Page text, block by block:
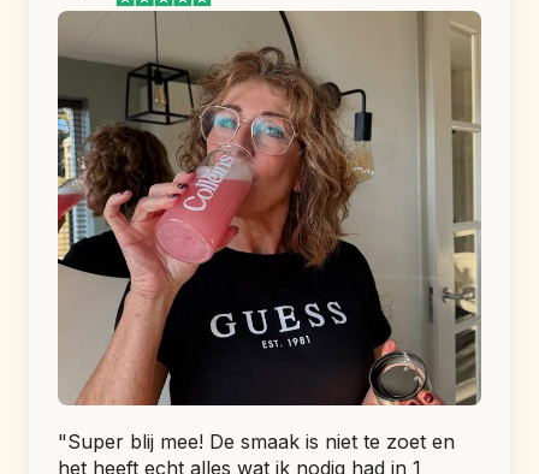
"Super blij mee! De smaak is niet te zoet en
het heeft echt alles wat ik nodig had in 1